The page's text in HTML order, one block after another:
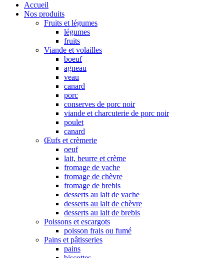
Accueil
Nos produits
Fruits et légumes
légumes
fruits
Viande et volailles
boeuf
agneau
veau
canard
porc
conserves de porc noir
viande et charcuterie de porc noir
poulet
canard
Œufs et crèmerie
oeuf
lait, beurre et crème
fromage de vache
fromage de chèvre
fromage de brebis
desserts au lait de vache
desserts au lait de chèvre
desserts au lait de brebis
Poissons et escargots
poisson frais ou fumé
Pains et pâtisseries
pains